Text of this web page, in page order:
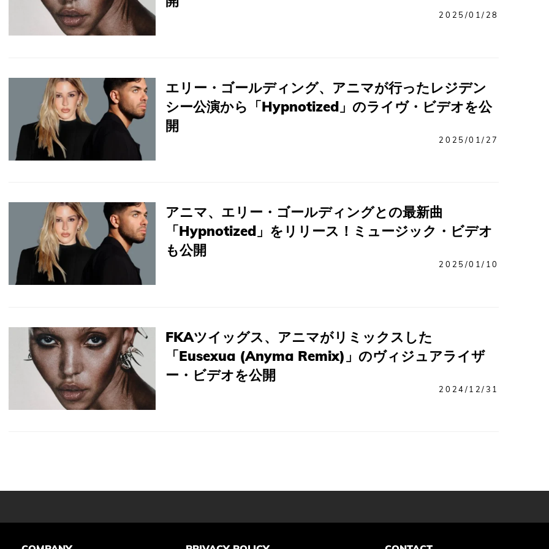
2025/01/28
エリー・ゴールディング、アニマが行ったレジデン
シー公演から「Hypnotized」のライヴ・ビデオを公
開
2025/01/27
アニマ、エリー・ゴールディングとの最新曲
「Hypnotized」をリリース！ミュージック・ビデオ
も公開
2025/01/10
FKAツイッグス、アニマがリミックスした
「Eusexua (Anyma Remix)」のヴィジュアライザ
ー・ビデオを公開
2024/12/31